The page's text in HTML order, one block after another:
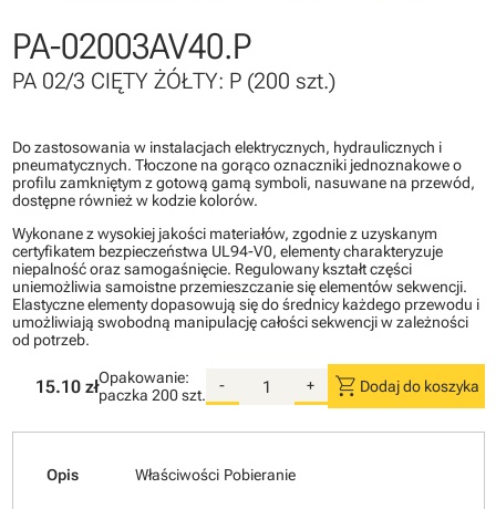
PA-02003AV40.P
PA 02/3 CIĘTY ŻÓŁTY: P (200 szt.)
Do zastosowania w instalacjach elektrycznych, hydraulicznych i
pneumatycznych. Tłoczone na gorąco oznaczniki jednoznakowe o
profilu zamkniętym z gotową gamą symboli, nasuwane na przewód,
dostępne również w kodzie kolorów.
Wykonane z wysokiej jakości materiałów, zgodnie z uzyskanym
certyfikatem bezpieczeństwa UL94-V0, elementy charakteryzuje
niepalność oraz samogaśnięcie. Regulowany kształt części
uniemożliwia samoistne przemieszczanie się elementów sekwencji.
Elastyczne elementy dopasowują się do średnicy każdego przewodu i
umożliwiają swobodną manipulację całości sekwencji w zależności
od potrzeb.
15.10 złOpakowanie:
paczka 200 szt.
- + shopping_cart Dodaj do koszyka
Opis Właściwości Pobieranie